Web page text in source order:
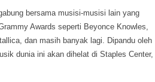
bersama musisi-musisi lain yang
Awards seperti Beyonce Knowles,
dan masih banyak lagi. Dipandu oleh
dunia ini akan dihelat di Staples Center,